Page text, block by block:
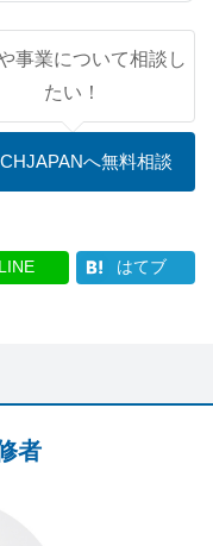
事業について相談し
たい！
へ無料相談
LINE はてブ
者